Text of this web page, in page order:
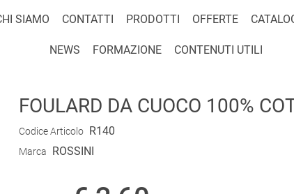
SIAMO CONTATTI PRODOTTI OFFERTE
NEWS FORMAZIONE CONTENUTI UTILI
FOULARD DA CUOCO 100%
Codice Articolo R140
Marca ROSSINI